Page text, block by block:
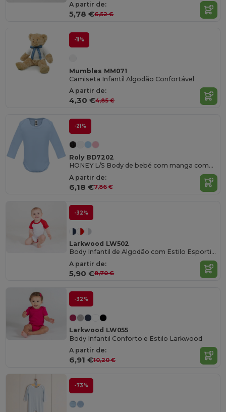
A partir de:
5,78 €6,52 €
-11%
Mumbles MM071
Camiseta Infantil Algodão Confortável
A partir de:
4,30 €4,85 €
-21%
Roly BD7202
HONEY L/S Body de bebé com manga comprida
A partir de:
6,18 €7,86 €
-32%
Larkwood LW502
Body Infantil de Algodão com Estilo Esportivo
A partir de:
5,90 €8,70 €
-32%
Larkwood LW055
Body Infantil Conforto e Estilo Larkwood
A partir de:
6,91 €10,20 €
-73%